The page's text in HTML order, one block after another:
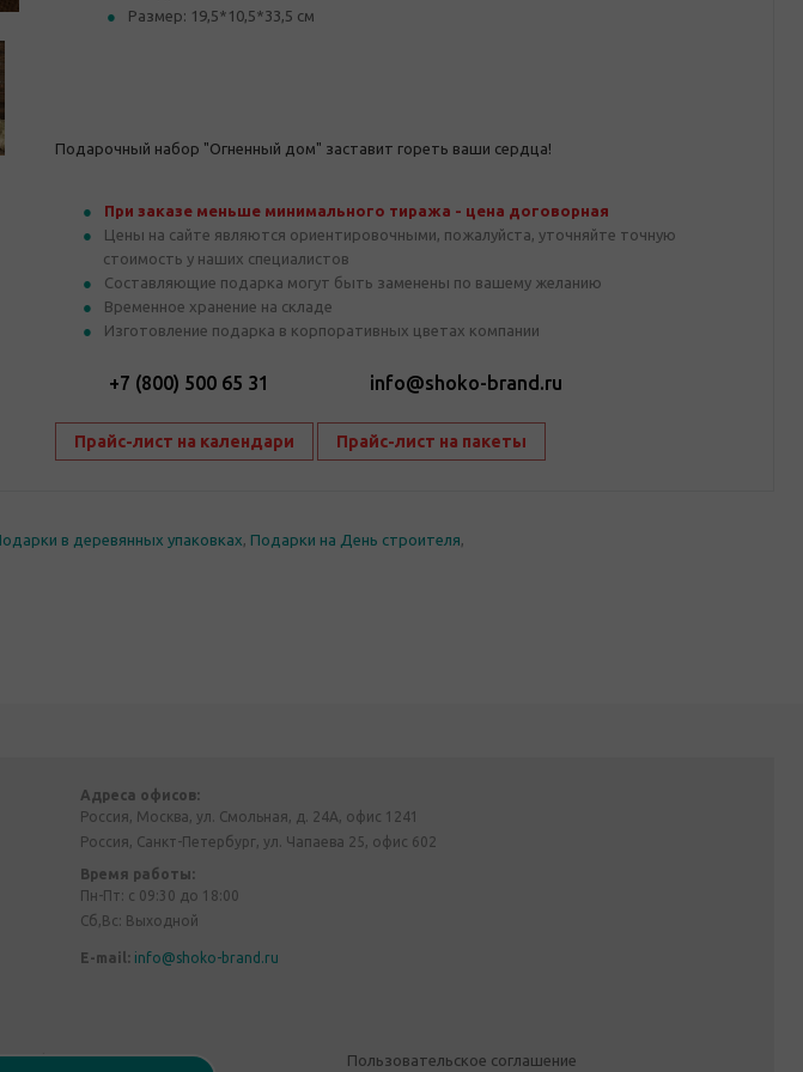
Размер: 19,5*10,5*33,5 см
Подарочный набор "Огненный дом" заставит гореть ваши сердца!
При заказе меньше минимального тиража - цена договорная
Цены на сайте являются ориентировочными, пожалуйста, уточняйте точную
стоимость у наших специалистов
Составляющие подарка могут быть заменены по вашему желанию
Временное хранение на складе
Изготовление подарка в корпоративных цветах компании
+7 (800) 500 65 31 info@shoko-brand.ru
Прайс-лист на календари Прайс-лист на пакеты
в деревянных упаковках, Подарки на День строителя,
Адреса офисов:
Россия, Москва, ул. Смольная, д. 24А, офис 1241
Россия, Санкт-Петербург, ул. Чапаева 25, офис 602
Время работы:
Пн-Пт: с 09:30 до 18:00
Сб,Вс: Выходной
E-mail: info@shoko-brand.ru
конфиденциальности Пользовательское соглашение